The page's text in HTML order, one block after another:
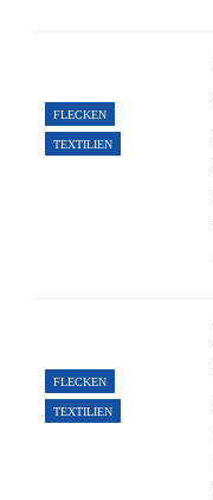
FLECKEN
TEXTILIEN
FLECKEN
TEXTILIEN